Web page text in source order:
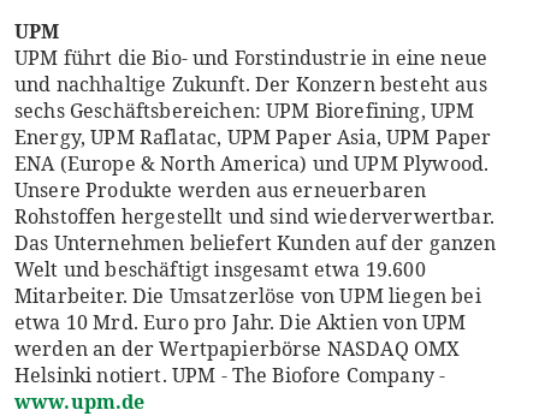
UPM
UPM führt die Bio- und Forstindustrie in eine neue
und nachhaltige Zukunft. Der Konzern besteht aus
sechs Geschäftsbereichen: UPM Biorefining, UPM
Energy, UPM Raflatac, UPM Paper Asia, UPM Paper
ENA (Europe & North America) und UPM Plywood.
Unsere Produkte werden aus erneuerbaren
Rohstoffen hergestellt und sind wiederverwertbar.
Das Unternehmen beliefert Kunden auf der ganzen
Welt und beschäftigt insgesamt etwa 19.600
Mitarbeiter. Die Umsatzerlöse von UPM liegen bei
etwa 10 Mrd. Euro pro Jahr. Die Aktien von UPM
werden an der Wertpapierbörse NASDAQ OMX
Helsinki notiert. UPM - The Biofore Company -
www.upm.de